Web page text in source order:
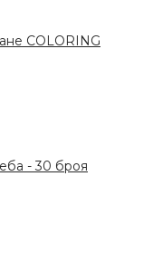
COLORING
- 30 броя